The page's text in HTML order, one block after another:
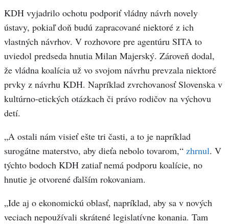
KDH vyjadrilo ochotu podporiť vládny návrh novely
ústavy, pokiaľ doň budú zapracované niektoré z ich
vlastných návrhov. V rozhovore pre agentúru SITA to
uviedol predseda hnutia Milan Majerský. Zároveň dodal,
že vládna koalícia už vo svojom návrhu prevzala niektoré
prvky z návrhu KDH. Napríklad zvrchovanosť Slovenska v
kultúrno-etických otázkach či právo rodičov na výchovu
detí.
„A ostali nám visieť ešte tri časti, a to je napríklad
surogátne materstvo, aby dieťa nebolo tovarom,“ zhrnul. V
týchto bodoch KDH zatiaľ nemá podporu koalície, no
hnutie je otvorené ďalším rokovaniam.
„Ide aj o ekonomickú oblasť, napríklad, aby sa v nových
veciach nepoužívali skrátené legislatívne konania. Tam